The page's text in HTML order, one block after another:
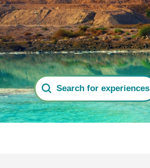
Search for experiences